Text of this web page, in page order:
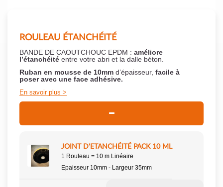
ROULEAU ÉTANCHÉITÉ
BANDE DE CAOUTCHOUC EPDM : améliore
l’étanchéité entre votre abri et la dalle béton.
Ruban en mousse de 10mm d’épaisseur, facile à
poser avec une face adhésive.
En savoir plus
JOINT D'ETANCHÉITÉ PACK 10 ML
1 Rouleau = 10 m Linéaire
Epaisseur 10mm - Largeur 35mm